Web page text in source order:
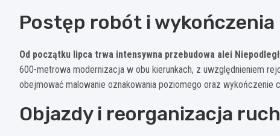
Postęp robót i wykończenia
Od początku lipca trwa intensywna przebudowa alei
600-metrowa modernizacja w obu kierunkach, z uwzględnieniem
obejmować malowanie oznakowania poziomego oraz wykończenie
Objazdy i reorganizacja